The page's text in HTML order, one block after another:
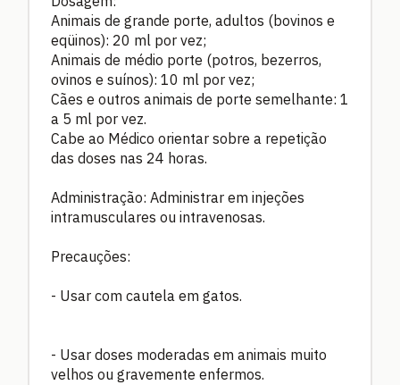
Animais de grande porte, adultos (bovinos e
eqüinos): 20 ml por vez;
Animais de médio porte (potros, bezerros,
ovinos e suínos): 10 ml por vez;
Cães e outros animais de porte semelhante: 1
a 5 ml por vez.
Cabe ao Médico orientar sobre a repetição
das doses nas 24 horas.
Administração: Administrar em injeções
intramusculares ou intravenosas.
Precauções:
- Usar com cautela em gatos.
- Usar doses moderadas em animais muito
velhos ou gravemente enfermos.